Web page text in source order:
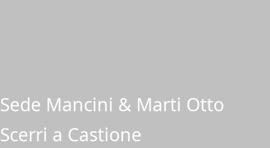
Sede Mancini & Marti Otto
Scerri a Castione